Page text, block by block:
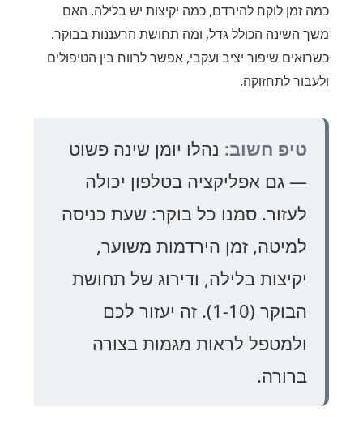
כמה זמן לוקח להירדם, כמה יקיצות יש בלילה, האם
משך השינה הכולל גדל, ומה תחושת הרעננות בבוקר.
כשרואים שיפור יציב ועקבי, אפשר לרווח בין הטיפולים
ולעבור לתחזוקה.
טיפ חשוב: נהלו יומן שינה פשוט
— גם אפליקציה בטלפון יכולה
לעזור. סמנו כל בוקר: שעת כניסה
למיטה, זמן הירדמות משוער,
יקיצות בלילה, ודירוג של תחושת
הבוקר (1-10). זה יעזור לכם
ולמטפל לראות מגמות בצורה
ברורה.